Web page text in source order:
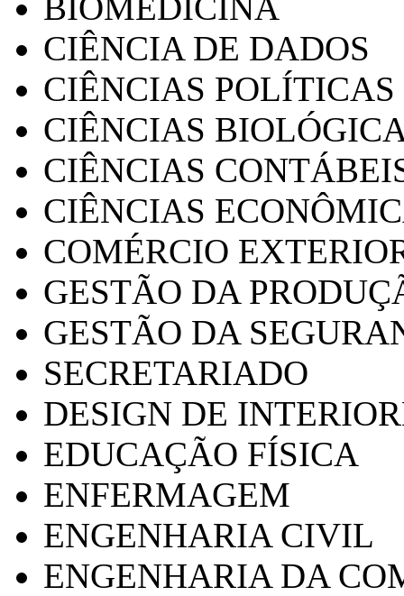
CIÊNCIA DE DADOS
CIÊNCIAS POLÍTICAS
CIÊNCIAS
CIÊNCIAS
CIÊNCIAS
COMÉRCIO
GESTÃO DA
GESTÃO DA
SECRETARIADO
DESIGN DE
EDUCAÇÃO FÍSICA
ENFERMAGEM
ENGENHARIA CIVIL
ENGENHARIA DA